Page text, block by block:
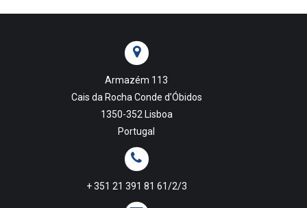
Armazém 113
Cais da Rocha Conde d’Óbidos
1350-352 Lisboa
Portugal
+ 351 21 391 81 61/2/3